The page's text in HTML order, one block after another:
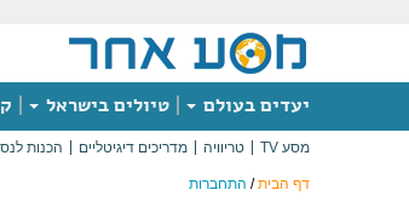
יעדים בעולם טיולים בישראל
מסע TV טריוויה מדריכים דיגיטליים הכנות
דף הבית/ התחברות